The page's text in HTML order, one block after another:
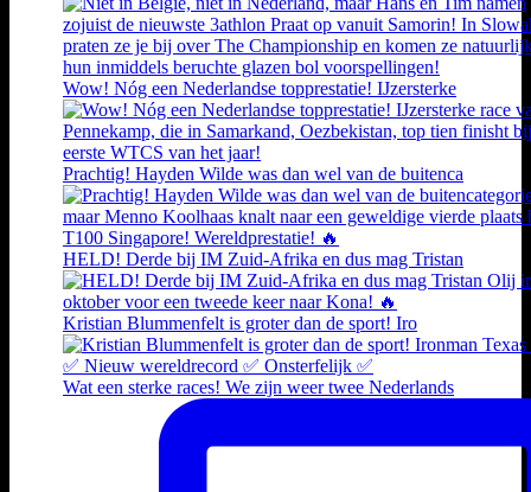
Wow! Nóg een Nederlandse topprestatie! IJzersterke
Prachtig! Hayden Wilde was dan wel van de buitenca
HELD! Derde bij IM Zuid-Afrika en dus mag Tristan
Kristian Blummenfelt is groter dan de sport! Iro
Wat een sterke races! We zijn weer twee Nederlands